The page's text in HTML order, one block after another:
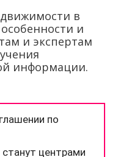
в
и
и экспертам
информации.